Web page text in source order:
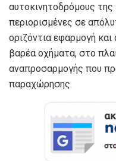
αυτοκινητοδρόμους της
περιορισμένες σε
οριζόντια εφαρμογή
βαρέα οχήματα, στο
αναπροσαρμογής που
παραχώρησης.